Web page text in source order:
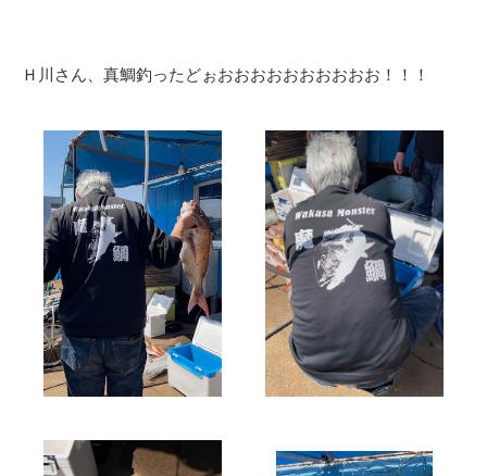
Ｈ川さん、真鯛釣ったどぉおおおおおおおおおお！！！